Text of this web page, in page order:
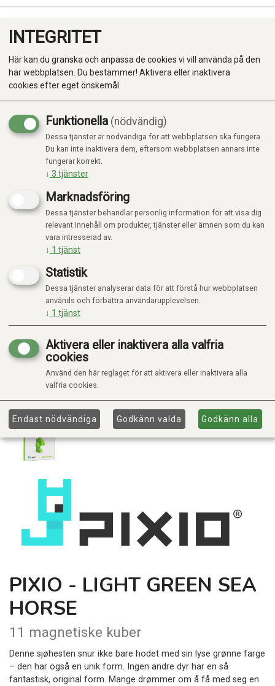
Produkter
Kategorier
Kampanj
PIXIO - LIGHT GREEN SEA
HORSE
11 magnetiske kuber
Denne sjøhesten snur ikke bare hodet med sin lyse grønne farge
– den har også en unik form. Ingen andre dyr har en så
fantastisk, original form. Mange drømmer om å få med seg en
INTEGRITET
Här kan du granska och anpassa de cookies vi vill använda på den
här webbplatsen. Du bestämmer! Aktivera eller inaktivera
cookies efter eget önskemål.
Funktionella (nödvändig)
Dessa tjänster är nödvändiga för att webbplatsen ska fungera.
Du kan inte inaktivera dem, eftersom webbplatsen annars inte
fungerar korrekt.
↓ 3 tjänster
Marknadsföring
Dessa tjänster behandlar personlig information för att visa dig
relevant innehåll om produkter, tjänster eller ämnen som du kan
vara intresserad av.
↓ 1 tjänst
Statistik
Dessa tjänster analyserar data för att förstå hur webbplatsen
används och förbättra användarupplevelsen.
↓ 1 tjänst
Aktivera eller inaktivera alla valfria
cookies
Använd den här reglaget för att aktivera eller inaktivera alla
valfria cookies.
Endast nödvändiga Godkänn valda Godkänn alla